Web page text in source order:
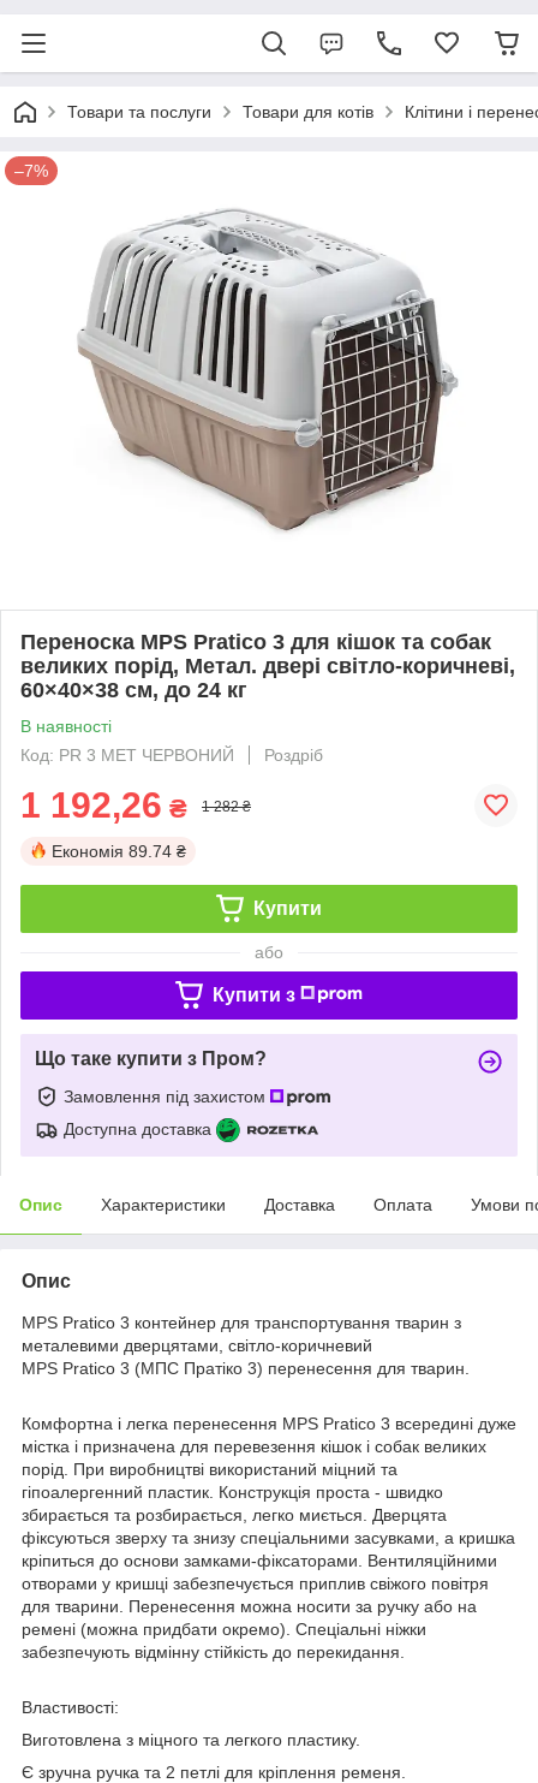
Товари та послуги Товари для котів Клітини і
–7%
Переноска MPS Pratico 3 для кішок та собак
великих порід, Метал. двері світло-коричневі,
60×40×38 см, до 24 кг
В наявності
Код: PR 3 MET ЧЕРВОНИЙ
Роздріб
1 192,26 ₴ 1 282 ₴
Економія 89.74 ₴
Купити
або
Купити з
Що таке купити з Пром?
Замовлення під захистом
Доступна доставка
Опис Характеристики Доставка Оплата Умови
Опис
MPS Pratico 3 контейнер для транспортування тварин з
металевими дверцятами, світло-коричневий
MPS Pratico 3 (МПС Пратіко 3) перенесення для тварин.
Комфортна і легка перенесення MPS Pratico 3 всередині дуже
містка і призначена для перевезення кішок і собак великих
порід. При виробництві використаний міцний та
гіпоалергенний пластик. Конструкція проста - швидко
збирається та розбирається, легко миється. Дверцята
фіксуються зверху та знизу спеціальними засувками, а кришка
кріпиться до основи замками-фіксаторами. Вентиляційними
отворами у кришці забезпечується приплив свіжого повітря
для тварини. Перенесення можна носити за ручку або на
ремені (можна придбати окремо). Спеціальні ніжки
забезпечують відмінну стійкість до перекидання.
Властивості:
Виготовлена з міцного та легкого пластику.
Є зручна ручка та 2 петлі для кріплення ременя.